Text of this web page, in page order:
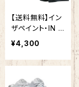
【送料無料】イン
ザペイント・IN T
HE PAINT セカ
ンド レフリーパ
ンツ ITPRF6
ユニフォーム バ
¥4,300